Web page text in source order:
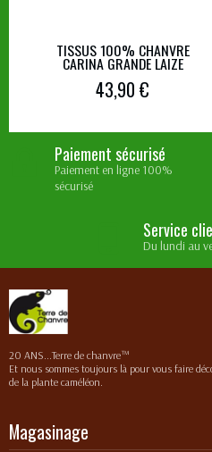
TISSUS 100% CHANVRE
CARINA GRANDE LAIZE
43,90 €
Paiement sécurisé
Paiement en ligne 100%
sécurisé
Service
Du lundi au
20 ANS...Terre de chanvre™
Et nous sommes toujours là pour vous faire
de la plante caméléon.
Magasinage